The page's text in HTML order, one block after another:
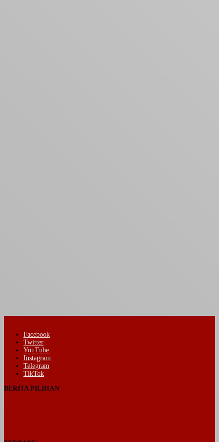
Facebook
Twitter
YouTube
Instagram
Telegram
TikTok
BERITA PILIHAN